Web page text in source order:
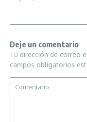
Deje un comentario
Tu dirección de correo
campos obligatorios